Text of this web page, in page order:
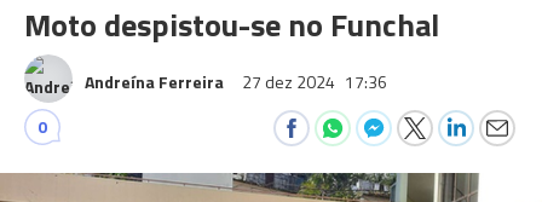
Moto despistou-se no Funchal
Andreína Ferreira 27 dez 2024 17:36
0